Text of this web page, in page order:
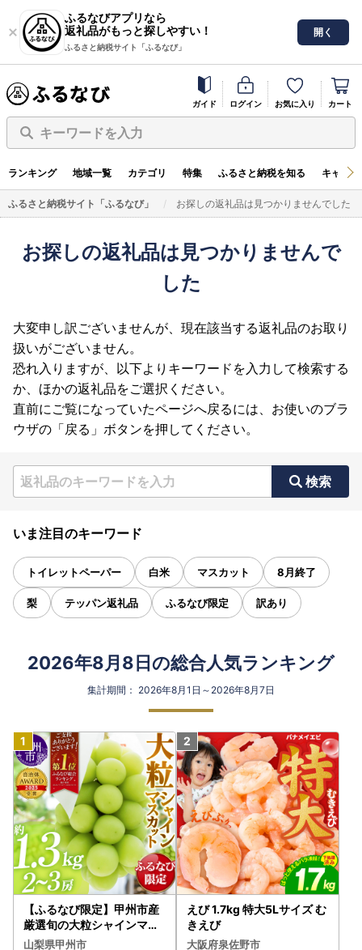
ふるなびアプリなら
返礼品がもっと探しやすい！
ふるさと納税サイト「ふるなび」
開く
ガイド ログイン お気に入り カート
キーワードを入力
ランキング 地域一覧 カテゴリ 特集 ふるさと納税を知る キャン
ふるさと納税サイト「ふるなび」 お探しの返礼品は見つかりませんでした
お探しの返礼品は見つかりませんで
した
大変申し訳ございませんが、現在該当する返礼品のお取り
扱いがございません。
恐れ入りますが、以下よりキーワードを入力して検索する
か、ほかの返礼品をご選択ください。
直前にご覧になっていたページへ戻るには、お使いのブラ
ウザの「戻る」ボタンを押してください。
検索
いま注目のキーワード
トイレットペーパー 白米 マスカット 8月終了
梨 テッパン返礼品 ふるなび限定 訳あり
2026年8月8日の総合人気ランキング
集計期間： 2026年8月1日～2026年8月7日
【ふるなび限定】甲州市産
厳選旬の大粒シャインマス
カット 約1.3kg 2～3房【2
山梨県甲州市
えび 1.7kg 特大5Lサイズ む
きえび
大阪府泉佐野市